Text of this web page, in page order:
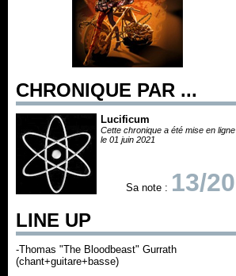
CHRONIQUE PAR ...
Lucificum
Cette chronique a été mise en ligne
le 01 juin 2021
Sa note : 13/20
LINE UP
-Thomas "The Bloodbeast" Gurrath
(chant+guitare+basse)